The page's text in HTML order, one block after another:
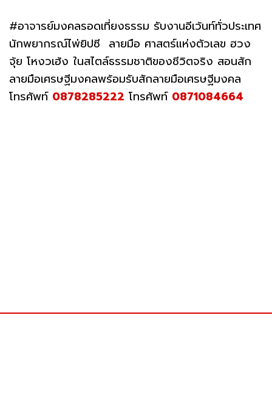
#อาจารย์มงคลรอดเที่ยงธรรม รับงานอีเว้นท์ทั่วประเทศ
นักพยากรณ์ไพ่ยิปซี ลายมือ ศาสตร์แห่งตัวเลข ฮวง
จุ้ย โหงวเฮ้ง ในสไตล์ธรรมชาติของชีวิตจริง สอนสัก
ลายมือเศรษฐีมงคลพร้อมรับสักลายมือเศรษฐีมงคล
โทรศัพท์ 0878285222 โทรศัพท์ 0871084664